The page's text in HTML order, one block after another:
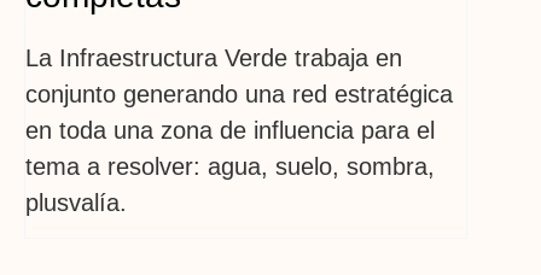
La Infraestructura Verde trabaja en
conjunto generando una red estratégica
en toda una zona de influencia para el
tema a resolver: agua, suelo, sombra,
plusvalía.